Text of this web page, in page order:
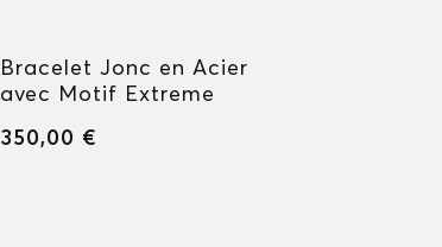
Bracelet Jonc en Acier
avec Motif Extreme
350,00 €